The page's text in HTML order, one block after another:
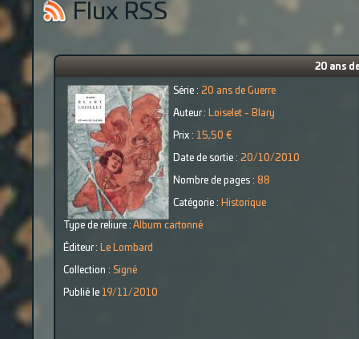
Flux RSS
20 ans
Série : 20 ans de Guerre
Auteur : Loiselet - Blary
Prix : 15,50 €
Date de sortie : 20/10/2010
Nombre de pages : 88
Catégorie : Historique
Type de reliure : Album cartonné
Éditeur : Le Lombard
Collection : Signé
Publié le 19/11/2010